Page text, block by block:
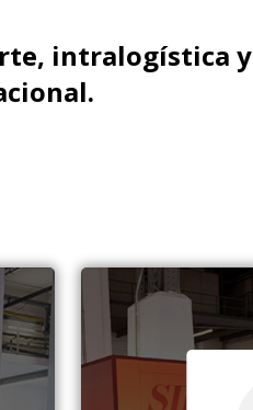
intralogística y